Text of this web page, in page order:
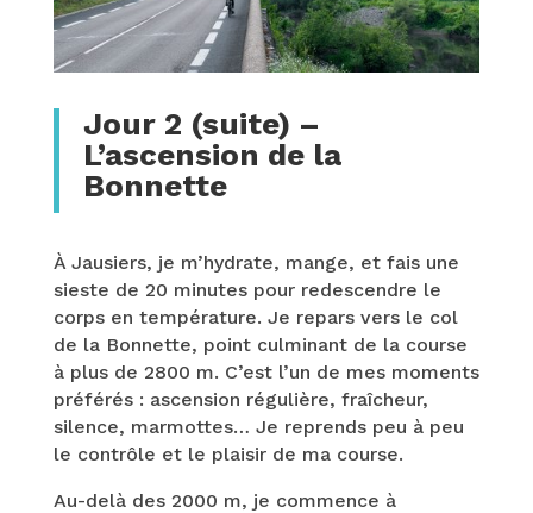
Jour 2 (suite) –
L’ascension de la
Bonnette
À Jausiers, je m’hydrate, mange, et fais une
sieste de 20 minutes pour redescendre le
corps en température. Je repars vers le col
de la Bonnette, point culminant de la course
à plus de 2800 m. C’est l’un de mes moments
préférés : ascension régulière, fraîcheur,
silence, marmottes… Je reprends peu à peu
le contrôle et le plaisir de ma course.
Au-delà des 2000 m, je commence à